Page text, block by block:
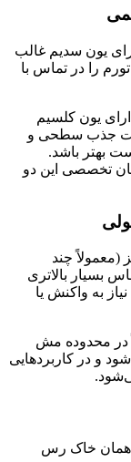
یون سدیم غالب
را در تماس با
یون کلسیم
جذب سطحی و
بهتر باشد.
تخصصی این دو
(معمولاً چند
بسیار بالاتری
به واکنش یا
در محدوده مش
تولید می‌شود و در کاربردهایی
همان خاک رس